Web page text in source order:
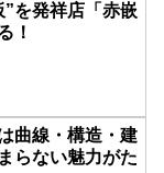
”を発祥店「赤嵌
！
曲線・構造・建
らない魅力がた